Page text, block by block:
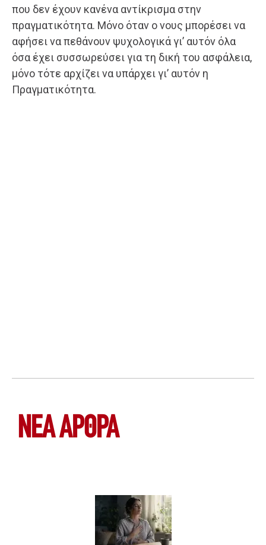
που δεν έχουν κανένα αντίκρισμα στην
πραγματικότητα. Μόνο όταν ο νους μπορέσει να
αφήσει να πεθάνουν ψυχολογικά γι’ αυτόν όλα
όσα έχει συσσωρεύσει για τη δική του ασφάλεια,
μόνο τότε αρχίζει να υπάρχει γι’ αυτόν η
Πραγματικότητα.
ΝΕΑ ΆΡΘΡΑ